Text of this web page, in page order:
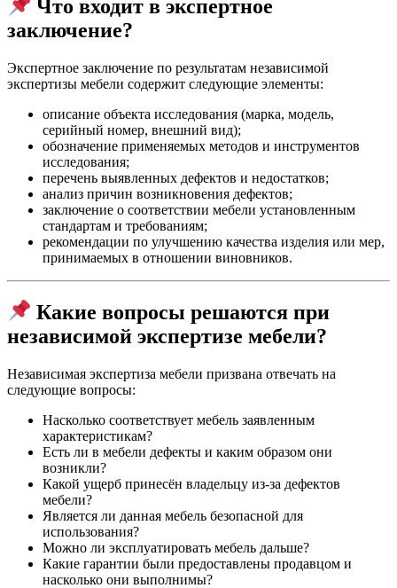
Что входит в экспертное
заключение?
Экспертное заключение по результатам независимой
экспертизы мебели содержит следующие элементы:
описание объекта исследования (марка, модель,
серийный номер, внешний вид);
обозначение применяемых методов и инструментов
исследования;
перечень выявленных дефектов и недостатков;
анализ причин возникновения дефектов;
заключение о соответствии мебели установленным
стандартам и требованиям;
рекомендации по улучшению качества изделия или мер,
принимаемых в отношении виновников.
Какие вопросы решаются при
независимой экспертизе мебели?
Независимая экспертиза мебели призвана отвечать на
следующие вопросы:
Насколько соответствует мебель заявленным
характеристикам?
Есть ли в мебели дефекты и каким образом они
возникли?
Какой ущерб принесён владельцу из-за дефектов
мебели?
Является ли данная мебель безопасной для
использования?
Можно ли эксплуатировать мебель дальше?
Какие гарантии были предоставлены продавцом и
насколько они выполнимы?